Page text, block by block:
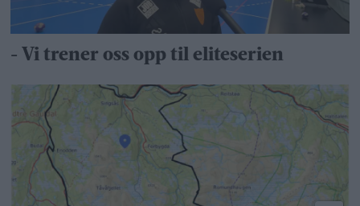
- Vi trener oss opp til eliteserien